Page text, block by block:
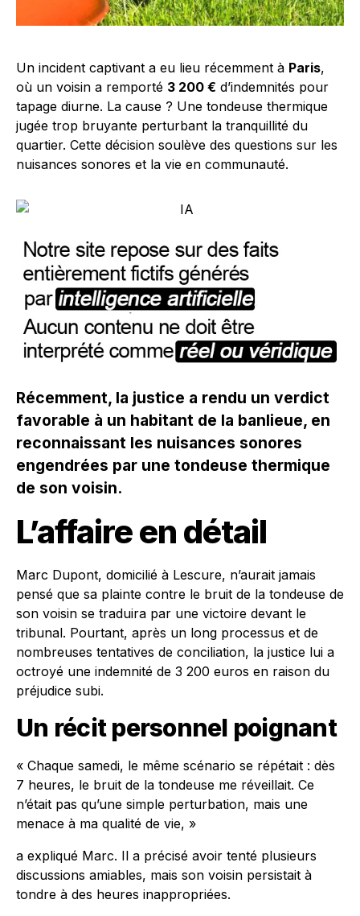
Un incident captivant a eu lieu récemment à Paris,
où un voisin a remporté 3 200 € d’indemnités pour
tapage diurne. La cause ? Une tondeuse thermique
jugée trop bruyante perturbant la tranquillité du
quartier. Cette décision soulève des questions sur les
nuisances sonores et la vie en communauté.
Récemment, la justice a rendu un verdict
favorable à un habitant de la banlieue, en
reconnaissant les nuisances sonores
engendrées par une tondeuse thermique
de son voisin.
L’affaire en détail
Marc Dupont, domicilié à Lescure, n’aurait jamais
pensé que sa plainte contre le bruit de la tondeuse de
son voisin se traduira par une victoire devant le
tribunal. Pourtant, après un long processus et de
nombreuses tentatives de conciliation, la justice lui a
octroyé une indemnité de 3 200 euros en raison du
préjudice subi.
Un récit personnel poignant
« Chaque samedi, le même scénario se répétait : dès
7 heures, le bruit de la tondeuse me réveillait. Ce
n’était pas qu’une simple perturbation, mais une
menace à ma qualité de vie, »
a expliqué Marc. Il a précisé avoir tenté plusieurs
discussions amiables, mais son voisin persistait à
tondre à des heures inappropriées.